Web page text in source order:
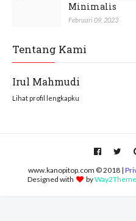
Minimalis
Februari 09, 2023
Tentang Kami
Irul Mahmudi
Lihat profil lengkapku
www.kanopitop.com © 2018 |
Designed with
by